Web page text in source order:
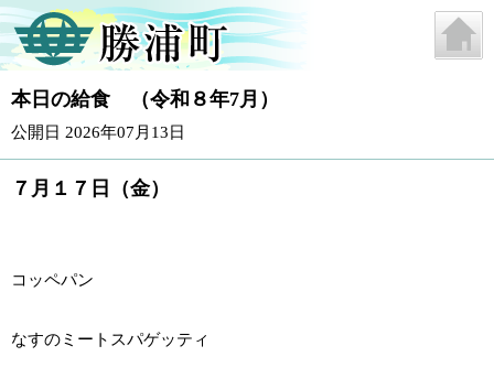
本日の給食 （令和８年7月）
公開日 2026年07月13日
７月１７日（金）
コッペパン
なすのミートスパゲッティ